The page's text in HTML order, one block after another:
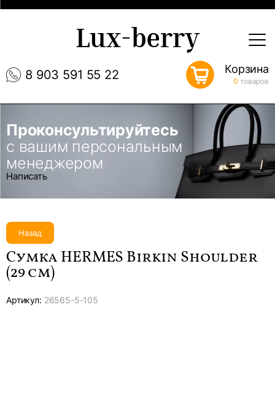
8 903 591 55 22
Lux-berry
Корзина
0 товаров
Проконсультируйтесь
с вашим персональным
менеджером
Написать
Назад
Сумка HERMES Birkin Shoulder
(29 см)
Артикул: 26565-5-105